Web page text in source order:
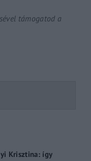
támogatod a
Krisztina: így